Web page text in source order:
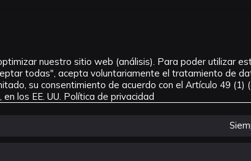
nuestro sitio web (análisis). Para poder utilizar
todas", acepta voluntariamente el tratamiento de
su consentimiento de acuerdo con el Artículo 49 (1)
los EE. UU. Política de privacidad